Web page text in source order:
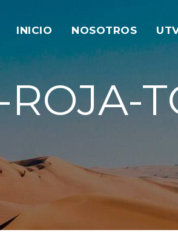
INICIO NOSOTROS